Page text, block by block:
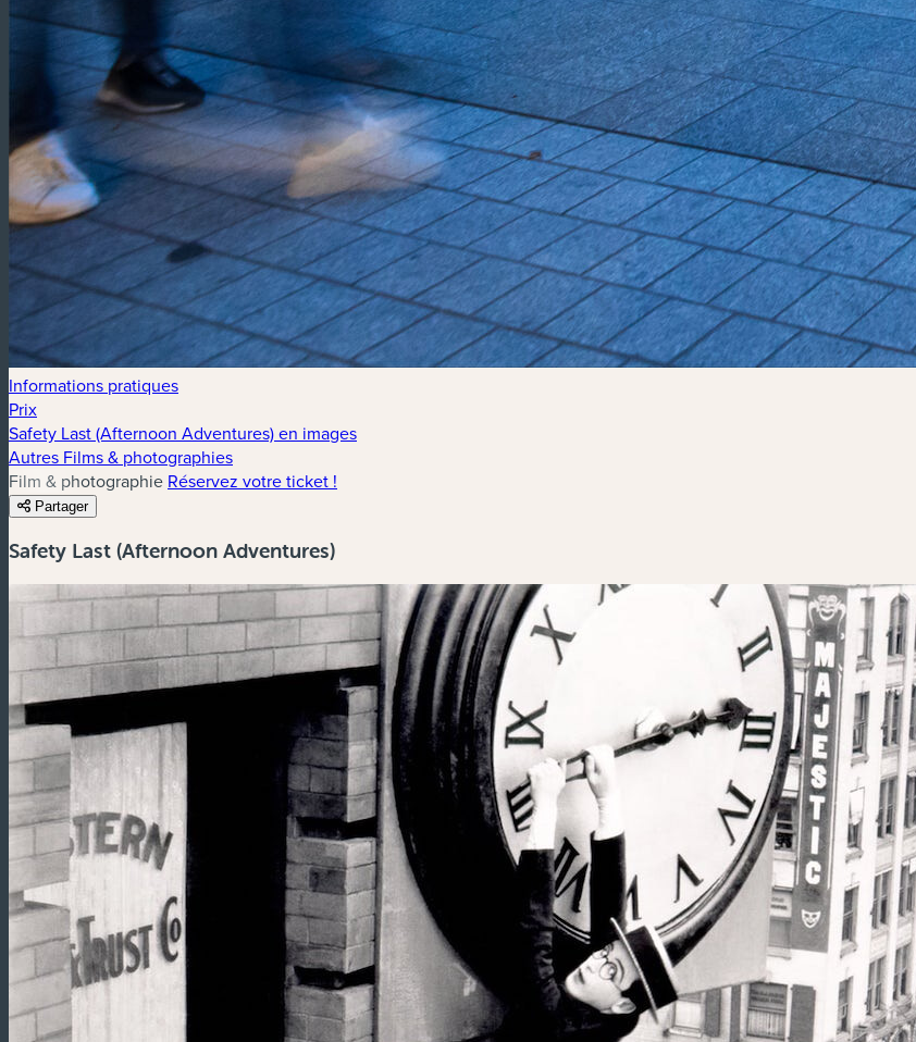
Informations pratiques
Prix
Safety Last (Afternoon Adventures) en images
Autres Films & photographies
Film & photographie Réservez votre ticket !
Partager
Safety Last (Afternoon Adventures)